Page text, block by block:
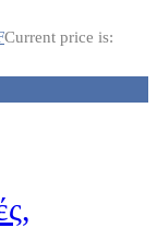
Current price is: